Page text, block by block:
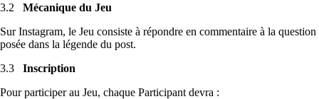
3.2 Mécanique du Jeu
Sur Instagram, le Jeu consiste à répondre en commentaire à la question
posée dans la légende du post.
3.3 Inscription
Pour participer au Jeu, chaque Participant devra :